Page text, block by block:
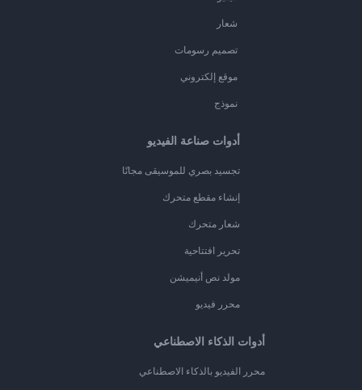
شعار
تصميم رسومات
موقع إلكتروني
نموذج
أدوات صناعة الفيديو
تجسيد بصري للموسيقى مجانًا
إنشاء مقطع متحرك
شعار متحرك
تحرير افتتاحية
مولد نص أنيميشن
محرر فيديو
أدوات الذكاء الاصطناعي
محرر الفيديو بالذكاء الاصطناعي